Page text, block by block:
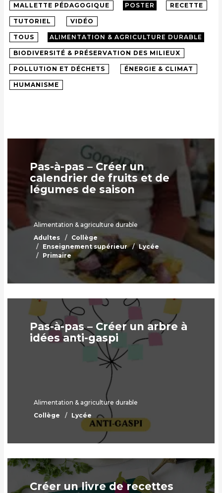
MALLETTE PÉDAGOGIQUE POSTER RECETTE
TUTORIEL VIDÉO
TOUS ALIMENTATION & AGRICULTURE DURABLE
BIODIVERSITÉ & PRÉSERVATION DES MILIEUX
POLLUTION ET DÉCHETS ÉNERGIE & CLIMAT
HUMANISME
Pas-à-pas – Créer un
calendrier de fruits et de
légumes de saison
Alimentation & agriculture durable
Adultes
Collège
Enseignement supérieur
Lycée
Primaire
Pas-à-pas – Créer un arbre à
idées anti-gaspi
Alimentation & agriculture durable
Collège
Lycée
Créer un livre de recettes